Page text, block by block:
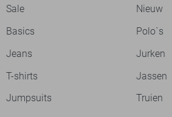
Sale
Nieuw
Basics
Polo`s
Jeans
Jurken
T-shirts
Jassen
Jumpsuits
Truien